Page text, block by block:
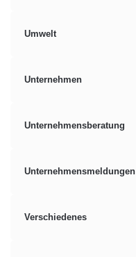
Umwelt
Unternehmen
Unternehmensberatung
Unternehmensmeldungen
Verschiedenes